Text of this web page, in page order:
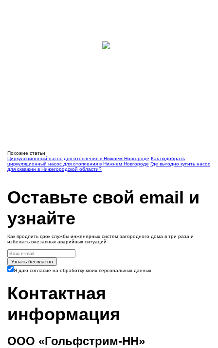
Похожие статьи
Циркуляционный насос для отопления в Нижнем Новгороде Как подобрать
циркуляционный насос для отопления в Нижнем Новгороде Где выгодно купить насос
для скважин в Нижегородской области?
Оставьте свой email и
узнайте
Как продлить срок службы инженерных систем загородного дома в три раза и
избежать внезапных аварийных ситуаций
Узнать бесплатно
Я даю согласие на обработку моих персональных данных
Контактная
информация
ООО «Гольфстрим-НН»